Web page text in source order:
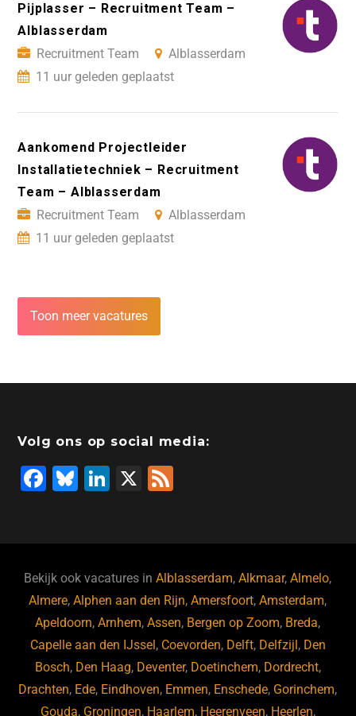
Pijplasser – Recruitment Team –
Alblasserdam
Recruitment Team
Alblasserdam
11 uur geleden geplaatst
Aankomend Projectleider
Installatietechniek – Recruitment
Team – Alblasserdam
Recruitment Team
Alblasserdam
11 uur geleden geplaatst
Toon meer vacatures
Volg ons op social media:
F
b
o
o
k
Bl
ky
Li
dI
n
X
Bekijk ook vacatures inAlblasserdam,Alkmaar,Almelo,
Almere,Alphen aan den Rijn,Amersfoort,Amsterdam,
Apeldoorn,Arnhem,Assen, Bergen op Zoom, Breda,
Capelle aan den IJssel , Coevorden, Delft, Delfzijl , Den
Bosch, Den Haag, Deventer, Doetinchem, Dordrecht,
Drachten, Ede, Eindhoven, Emmen, Enschede, Gorinchem,
Gouda, Groningen, Haarlem, Heerenveen, Heerlen,